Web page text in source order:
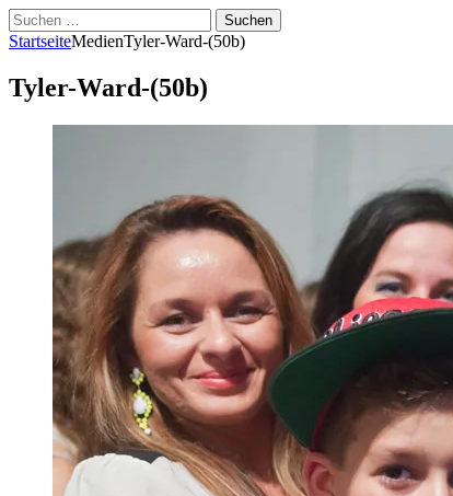
Suchen
nach:
StartseiteMedienTyler-Ward-(50b)
Tyler-Ward-(50b)